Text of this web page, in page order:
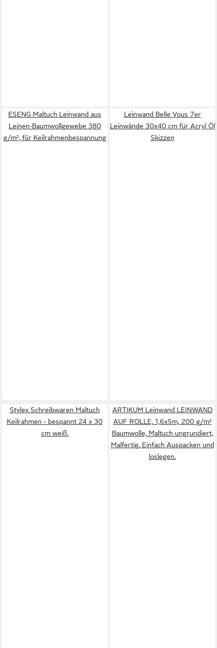
ESENG Maltuch Leinwand aus
Leinen-Baumwollgewebe 380
g/m², für Keilrahmenbespannung
Leinwand Belle Vous 7er
Leinwände 30x40 cm für Acryl Öl
Skizzen
Stylex Schreibwaren Maltuch
Keilrahmen - bespannt 24 x 30
cm weiß.
ARTIKUM Leinwand LEINWAND
AUF ROLLE, 1,6x5m, 200 g/m²
Baumwolle, Maltuch ungrundiert,
Malfertig. Einfach Auspacken und
loslegen.